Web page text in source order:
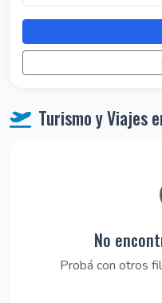
Turismo y Viajes
No
Probá con otros